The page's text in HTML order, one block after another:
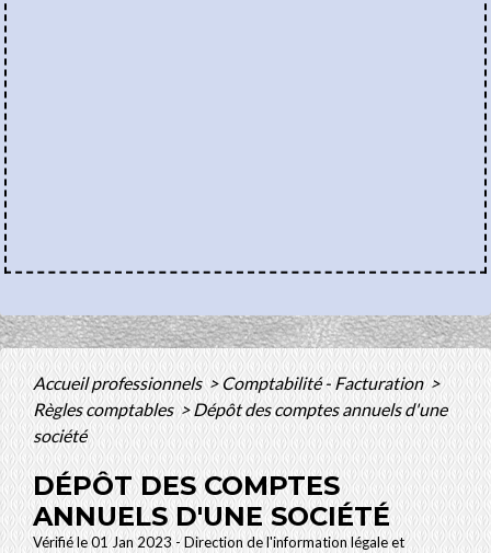
Accueil professionnels>Comptabilité - Facturation>
Règles comptables> Dépôt des comptes annuels d'une
société
DÉPÔT DES COMPTES
ANNUELS D'UNE SOCIÉTÉ
Vérifié le 01 Jan 2023 - Direction de l'information légale et